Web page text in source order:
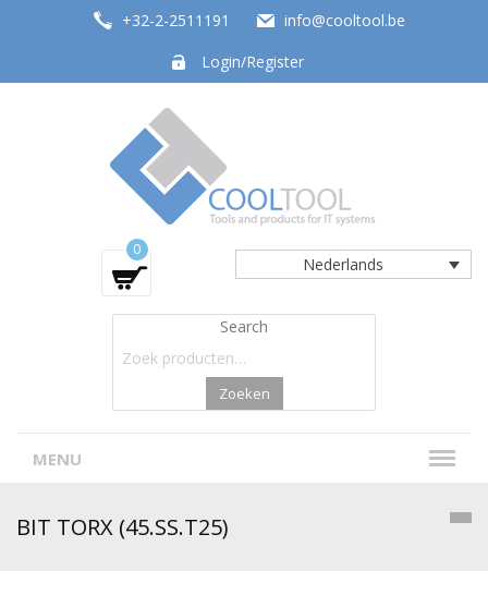
+32-2-2511191
info@cooltool.be
Login/Register
Tools and products for office systems
Nederlands
0
Search
Zoeken
MENU
BIT TORX (45.SS.T25)